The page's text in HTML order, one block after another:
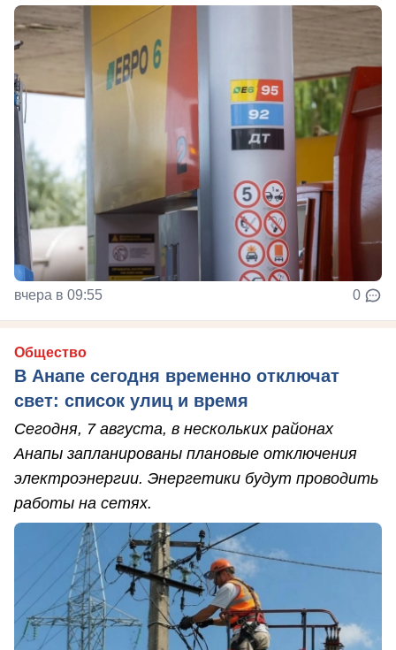
вчера в 09:55 0
Общество
В Анапе сегодня временно отключат
свет: список улиц и время
Сегодня, 7 августа, в нескольких районах
Анапы запланированы плановые отключения
электроэнергии. Энергетики будут проводить
работы на сетях.